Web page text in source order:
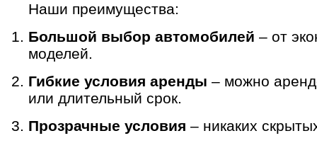
Наши преимущества:
Большой выбор автомобилей – от
моделей.
Гибкие условия аренды – можно
или длительный срок.
Прозрачные условия – никаких